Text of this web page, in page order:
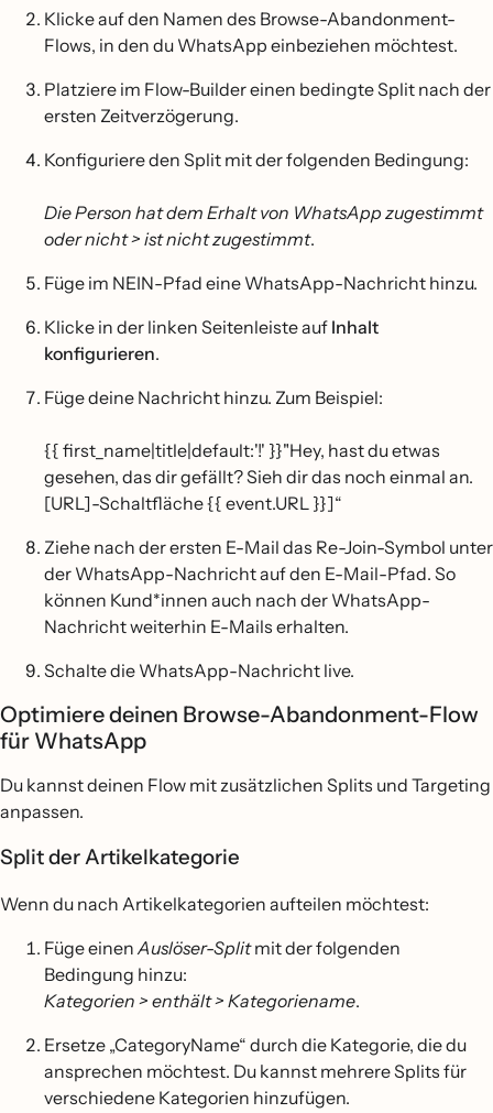
Klicke auf den Namen des Browse-Abandonment-
Flows, in den du WhatsApp einbeziehen möchtest.
Platziere im Flow-Builder einen bedingte Split nach der
ersten Zeitverzögerung.
Konfiguriere den Split mit der folgenden Bedingung:
Die Person hat dem Erhalt von WhatsApp zugestimmt
oder nicht > ist nicht zugestimmt.
Füge im NEIN-Pfad eine WhatsApp-Nachricht hinzu.
Klicke in der linken Seitenleiste auf Inhalt
konfigurieren.
Füge deine Nachricht hinzu. Zum Beispiel:
{{ first_name|title|default:'!' }}"Hey, hast du etwas
gesehen, das dir gefällt? Sieh dir das noch einmal an.
[URL]-Schaltfläche {{ event.URL }}]“
Ziehe nach der ersten E-Mail das Re-Join-Symbol unter
der WhatsApp-Nachricht auf den E-Mail-Pfad. So
können Kund*innen auch nach der WhatsApp-
Nachricht weiterhin E-Mails erhalten.
Schalte die WhatsApp-Nachricht live.
Optimiere deinen Browse-Abandonment-Flow
für WhatsApp
Du kannst deinen Flow mit zusätzlichen Splits und Targeting
anpassen.
Split der Artikelkategorie
Wenn du nach Artikelkategorien aufteilen möchtest:
Füge einenAuslöser-Splitmit der folgenden
Bedingung hinzu:
Kategorien > enthält > Kategoriename.
Ersetze „CategoryName“ durch die Kategorie, die du
ansprechen möchtest. Du kannst mehrere Splits für
verschiedene Kategorien hinzufügen.